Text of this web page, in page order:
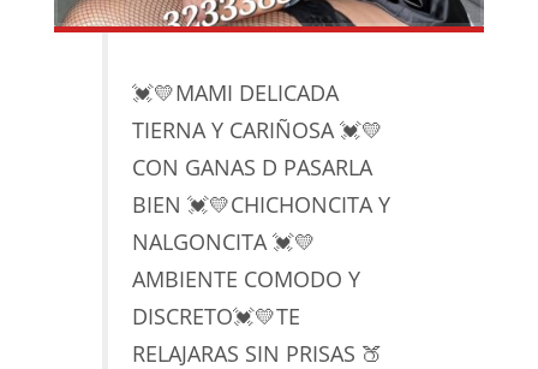
💓💛MAMI DELICADA
TIERNA Y CARIÑOSA 💓💛
CON GANAS D PASARLA
BIEN 💓💛CHICHONCITA Y
NALGONCITA 💓💛
AMBIENTE COMODO Y
DISCRETO💓💛TE
RELAJARAS SIN PRISAS 🍑